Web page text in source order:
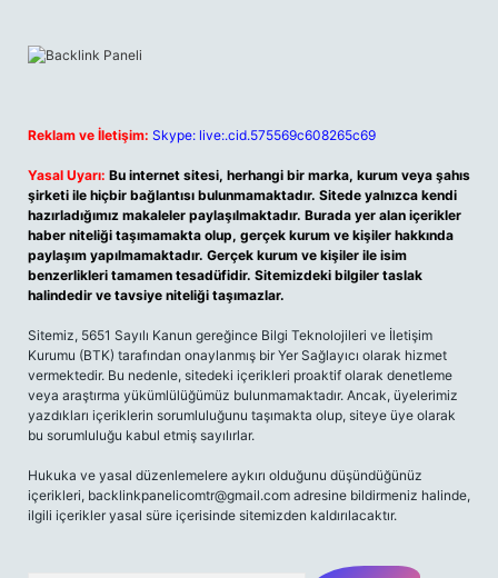
Reklam ve İletişim: Skype: live:.cid.575569c608265c69
Yasal Uyarı: Bu internet sitesi, herhangi bir marka, kurum veya şahıs
şirketi ile hiçbir bağlantısı bulunmamaktadır. Sitede yalnızca kendi
hazırladığımız makaleler paylaşılmaktadır. Burada yer alan içerikler
haber niteliği taşımamakta olup, gerçek kurum ve kişiler hakkında
paylaşım yapılmamaktadır. Gerçek kurum ve kişiler ile isim
benzerlikleri tamamen tesadüfidir. Sitemizdeki bilgiler taslak
halindedir ve tavsiye niteliği taşımazlar.
Sitemiz, 5651 Sayılı Kanun gereğince Bilgi Teknolojileri ve İletişim
Kurumu (BTK) tarafından onaylanmış bir Yer Sağlayıcı olarak hizmet
vermektedir. Bu nedenle, sitedeki içerikleri proaktif olarak denetleme
veya araştırma yükümlülüğümüz bulunmamaktadır. Ancak, üyelerimiz
yazdıkları içeriklerin sorumluluğunu taşımakta olup, siteye üye olarak
bu sorumluluğu kabul etmiş sayılırlar.
Hukuka ve yasal düzenlemelere aykırı olduğunu düşündüğünüz
içerikleri, backlinkpanelicomtr@gmail.com adresine bildirmeniz halinde,
ilgili içerikler yasal süre içerisinde sitemizden kaldırılacaktır.